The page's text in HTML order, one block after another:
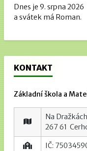
Dnes je 9. srpna 2026
a svátek má Roman.
KONTAKT
Základní škola a
Na
267 61
IČ: